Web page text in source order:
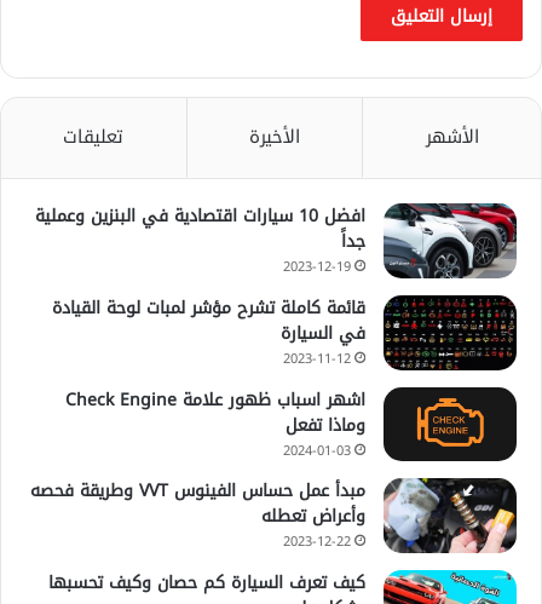
الأشهر الأخيرة تعليقات
افضل 10 سيارات اقتصادية في البنزين وعملية
جداً
2023-12-19
قائمة كاملة تشرح مؤشر لمبات لوحة القيادة
في السيارة
2023-11-12
اشهر اسباب ظهور علامة Check Engine
وماذا تفعل
2024-01-03
مبدأ عمل حساس الفينوس VVT وطريقة فحصه
وأعراض تعطله
2023-12-22
كيف تعرف السيارة كم حصان وكيف تحسبها